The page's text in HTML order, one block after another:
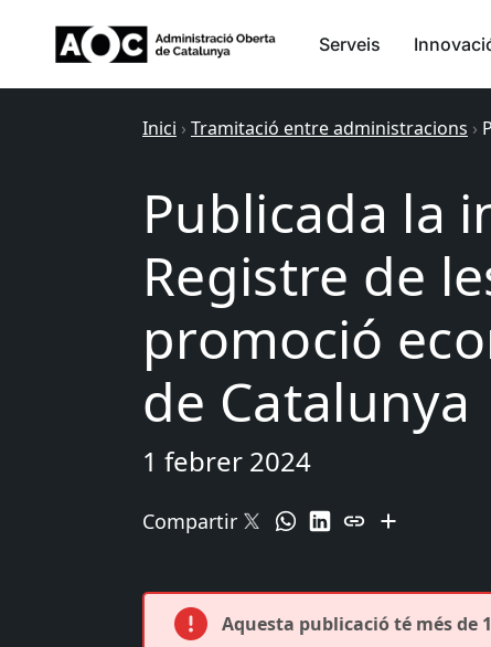
Serveis
Inici › Tramitació entre administracions ›
Publicada la
Registre de
promoció
de Catalunya
1 febrer 2024
Compartir
Aquesta publicació té més de